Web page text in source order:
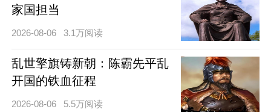
家国担当
2026-08-06 3.1万阅读
乱世擎旗铸新朝：陈霸先平乱
开国的铁血征程
2026-08-06 5.5万阅读